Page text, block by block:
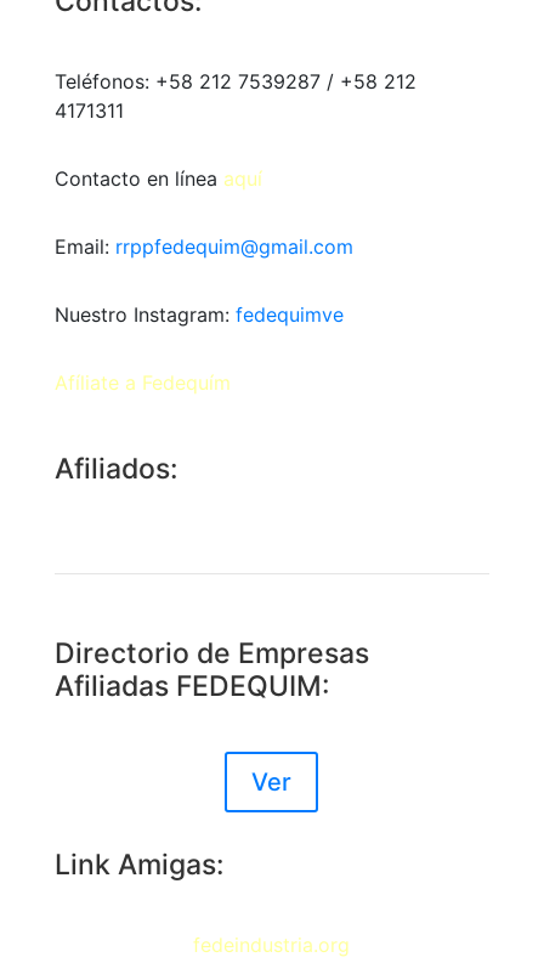
Teléfonos: +58 212 7539287 / +58 212
4171311
Contacto en línea aquí
Email: rrppfedequim@gmail.com
Nuestro Instagram: fedequimve
Afíliate a Fedequím
Afiliados:
Directorio de Empresas
Afiliadas FEDEQUIM:
Ver
Link Amigas:
fedeindustria.org